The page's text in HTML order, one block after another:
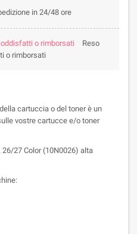
in 24/48 ore
Reso
o rimborsati
cartuccia o del toner è un
vostre cartucce e/o toner
27 Color (10N0026) alta